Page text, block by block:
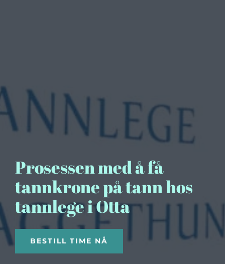
Prosessen med å få
tannkrone på tann hos
tannlege i Otta
BESTILL TIME NÅ